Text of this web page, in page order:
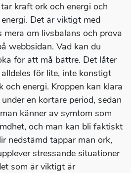
kraft ork och energi och
Det är viktigt med
mera om livsbalans och prova
webbsidan. Vad kan du
för att må bättre. Det låter
för lite, inte konstigt
och energi. Kroppen kan klara
en kortare period, sedan
känner av symtom som
och man kan bli faktiskt
nedstämd tappar man ork,
stressande situationer
som är viktigt är